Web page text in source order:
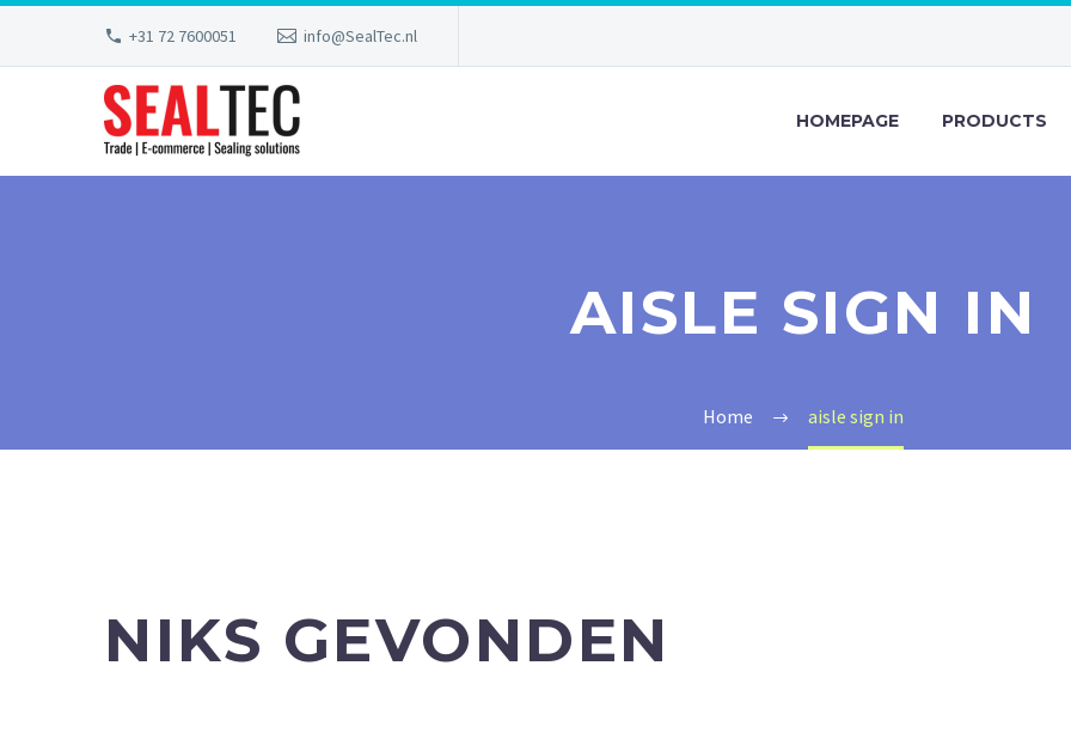
+31 72 7600051 info@SealTec.nl
HOMEPAGE PRODUCTS
AISLE SIGN IN
Home aisle sign in
NIKS GEVONDEN